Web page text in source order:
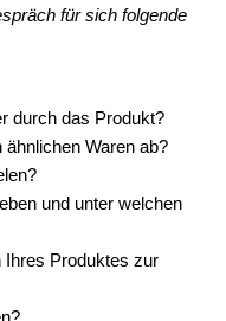
für sich folgende
durch das Produkt?
Waren ab?
und unter welchen
Ihres Produktes zur